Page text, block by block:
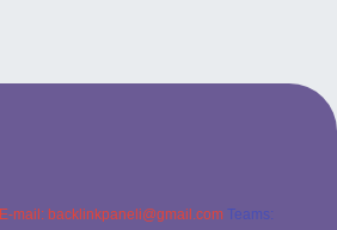
E-mail: backlinkpaneli@gmail.com Teams: